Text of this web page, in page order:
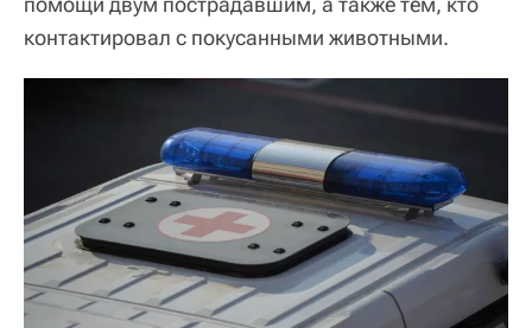
контактировал с покусанными животными.